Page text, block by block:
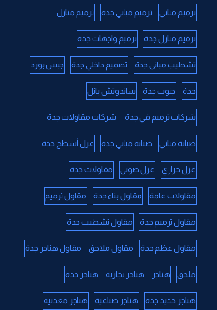
ترميم مباني ترميم مباني جدة ترميم منازل
ترميم منازل جدة ترميم واجهات جدة
تشطيب مباني جدة تصميم داخلي جدة جبس بورد
جدة جنوب جدة ساندوتش بانل
شركات ترميم في جدة. شركات مقاولات جدة
صيانة مباني صيانة مباني جدة عزل أسطح جدة
عزل حراري عزل صوتي مقاولات جدة
مقاولات عامة مقاول بناء جدة مقاول ترميم
مقاول ترميم جدة مقاول تشطيب جدة
مقاول عظم جدة مقاول ملاحق مقاول هناجر جدة
ملحق هناجر هناجر تجارية هناجر جدة
هناجر حديد جدة هناجر صناعية هناجر معدنية